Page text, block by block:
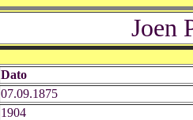
Joen
Dato
07.09.1875
1904